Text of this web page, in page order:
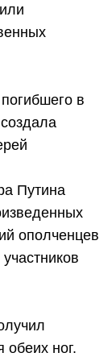
в
Путина
ополченцев
ног.